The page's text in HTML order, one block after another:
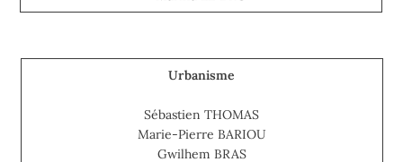
Urbanisme
Sébastien THOMAS
Marie-Pierre BARIOU
Gwilhem BRAS